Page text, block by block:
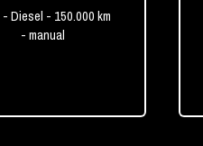
- Diesel - 150.000 km
- manual